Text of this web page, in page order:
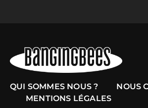
QUI SOMMES NOUS ?
NOUS
MENTIONS LÉGALES